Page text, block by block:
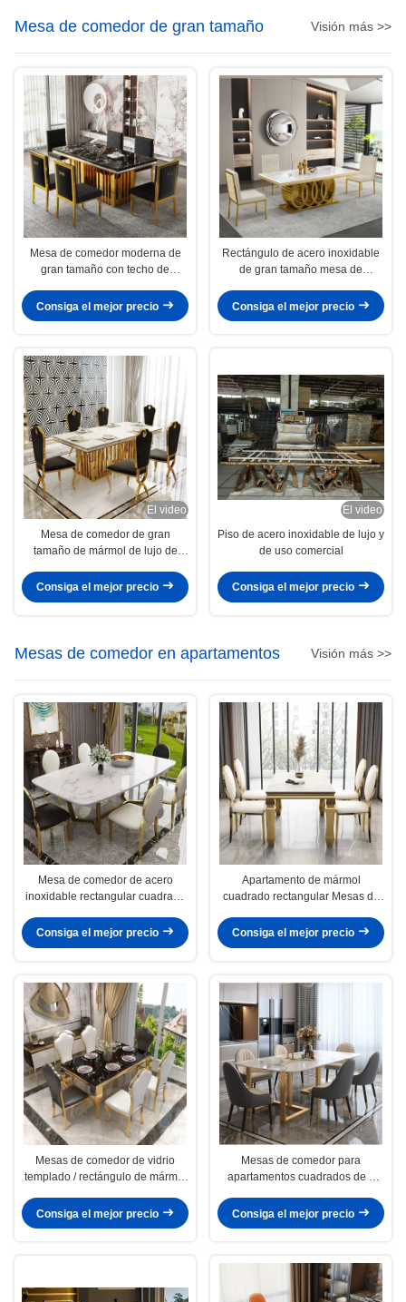
Mesa de comedor de gran tamaño Visión más >>
Mesa de comedor moderna de
gran tamaño con techo de
Consiga el mejor precio
Rectángulo de acero inoxidable
de gran tamaño mesa de
4-8
Consiga el mejor precio
El video
Mesa de comedor de gran
tamaño de mármol de lujo de
medio
Consiga el mejor precio
El video
Piso de acero inoxidable de lujo y
de uso comercial
Consiga el mejor precio
Mesas de comedor en apartamentos Visión más >>
Mesa de comedor de acero
inoxidable rectangular cuadrada
Consiga el mejor precio
Apartamento de mármol
cuadrado rectangular Mesas de
4-8
Consiga el mejor precio
Mesas de comedor de vidrio
templado / rectángulo de mármol
mediano
Consiga el mejor precio
Mesas de comedor para
apartamentos cuadrados de 6
Consiga el mejor precio